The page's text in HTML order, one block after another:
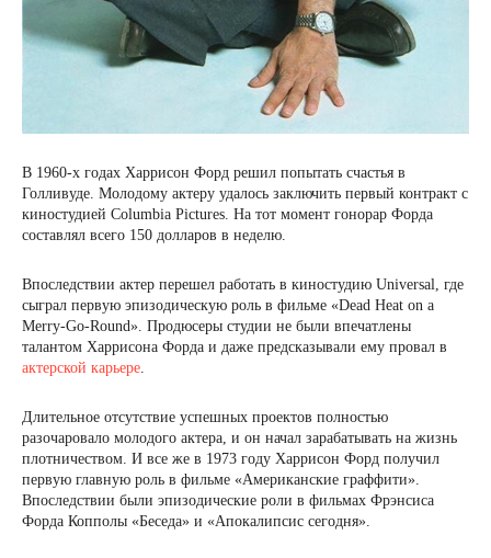
В 1960-х годах Харрисон Форд решил попытать счастья в
Голливуде. Молодому актеру удалось заключить первый контракт с
киностудией Columbia Pictures. На тот момент гонорар Форда
составлял всего 150 долларов в неделю.
Впоследствии актер перешел работать в киностудию Universal, где
сыграл первую эпизодическую роль в фильме «Dead Heat on a
Merry-Go-Round». Продюсеры студии не были впечатлены
талантом Харрисона Форда и даже предсказывали ему провал в
актерской карьере
Длительное отсутствие успешных проектов полностью
разочаровало молодого актера, и он начал зарабатывать на жизнь
плотничеством. И все же в 1973 году Харрисон Форд получил
первую главную роль в фильме «Американские граффити».
Впоследствии были эпизодические роли в фильмах Фрэнсиса
Форда Копполы «Беседа» и «Апокалипсис сегодня».